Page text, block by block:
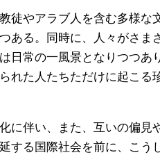
徒やアラブ人を含む多様な
ある。同時に、人々がさま
日常の一風景となりつつあ
れた人たちただけに起こる
に伴い、また、互いの偏見
する国際社会を前に、こう